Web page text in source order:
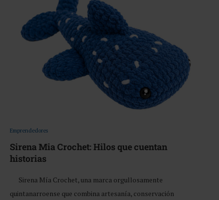
Emprendedores
Sirena Mia Crochet: Hilos que cuentan
historias
Sirena Mía Crochet, una marca orgullosamente
quintanarroense que combina artesanía, conservación